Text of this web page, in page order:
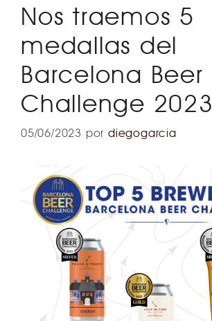
Nos traemos 5
medallas del
Barcelona Beer
Challenge 2023
05/06/2023 pordiegogarcia